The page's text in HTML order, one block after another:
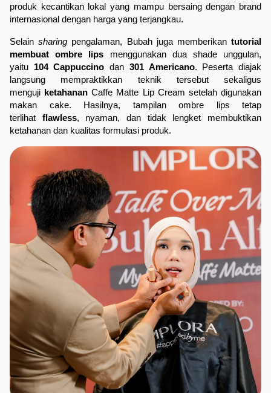
produk kecantikan lokal yang mampu bersaing dengan brand
internasional dengan harga yang terjangkau.
Selain sharing pengalaman, Bubah juga memberikan tutorial
membuat ombre lips menggunakan dua shade unggulan,
yaitu 104 Cappuccino dan 301 Americano. Peserta diajak
langsung mempraktikkan teknik tersebut sekaligus
menguji ketahanan Caffe Matte Lip Cream setelah digunakan
makan cake. Hasilnya, tampilan ombre lips tetap
terlihat flawless, nyaman, dan tidak lengket membuktikan
ketahanan dan kualitas formulasi produk.